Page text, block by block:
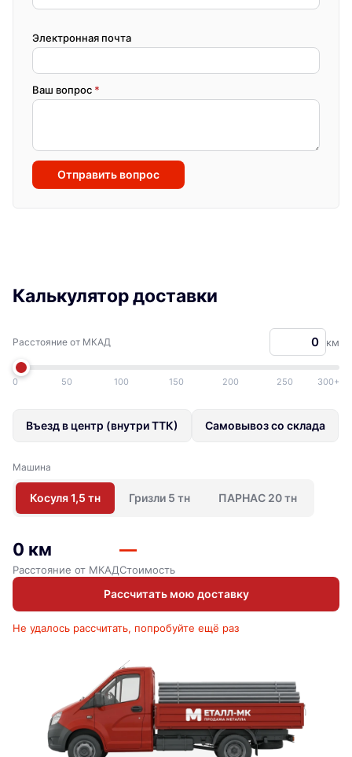
Электронная почта
Ваш вопрос *
Отправить вопрос
Калькулятор доставки
Расстояние от МКАД км
0 50 100 150 200 250 300+
Въезд в центр (внутри ТТК) Самовывоз со склада
Машина
Косуля 1,5 тн Гризли 5 тн ПАРНАС 20 тн
0 км
Расстояние от МКАД
—
Стоимость
Рассчитать мою доставку
Не удалось рассчитать, попробуйте ещё раз